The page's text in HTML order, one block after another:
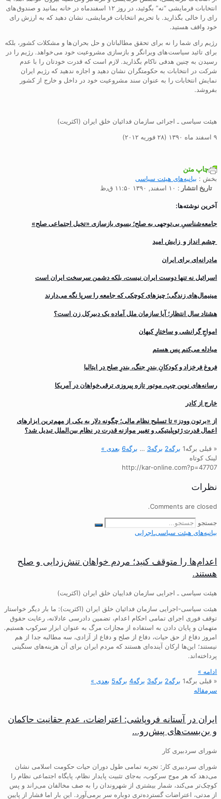
انتخابات فرمایشی “نه” بگوئید، در روز ۱۲ اسفندماه در خانه بمانید و صندوق های
رای را خالی بگذارید. با تحریم انتخابات فرمایشی، نشان دهید که به ارزش رای
خود واقف هستید.
رژیم رای شما را نه برای تحقق مطالباتان و حل بحران ها و مشکلات کشور، بلکه
برای تائید سیاست های ویرانگر و بازسازی مشروعیت خود می خواهد. رژیم را در
رسیدن به چنین هدفی ناکام بگذارید. لازم است که قدرت خودتان را با عدم
شرکت در انتخابات به حکومتگران نشان دهید و اجازه ندهید که رژیم ایران
نمایش انتخابات را به عنوان سند مشروعیت خود در داخل و خارج از کشور
بفروشد.
هیئت سیاسی ـ اجرائی سازمان فدائیان خلق ایران (اکثریت)
۹ اسفند ماه ۱۳۹۰ (۲۸ فوریه ۲۰۱۲)
چاپ متن
بخش : بیانیه‌های هیئت سیاسی
تاریخ انتشار : ۱۰ اسفند, ۱۳۹۰ ۱۱:۵۰ ق٫ظ
آخرین نوشته‌ها:
جامعه‌شناسیِ بی‌توجهی به صلح؛ بسوی بازسازی «تخیل اجتماعی صلح»
چشم انداز و زایش امید
مادرانه‌ای برای ایران
اسرائیل نه تنها دوست ایران نیست، بلکه دشمن سرسخت ایران است
مینیمال‌های زندگی؛ چیزهای کوچکی که جامعه را سرپا نگه می‌دارند
هشتاد سال انتظار؛ آیا سازمان ملل آماده یک دبیرکل زن است؟
‌امواجِ گرانشی و ساختارِ کیهان
مبادله می‌کنم پس هستم
فروغ فرخزاد و کودکانِ بندرِ جنگ، بندرِ صلح در ایتالیا
رسانه‌های نوین چپ، موتور تازه پیروزی ترقی‌خواهان در آمریکا
خارج از کادر
از «برتون وودز» تا تسلیح نظام مالی؛ چگونه دلار به یکی از مهم‌ترین ابزارهای
اعمال قدرت ژئوپلیتیکی و تغییر موازنه قدرت در نظام بین‌الملل تبدیل شد؟
« قبلی برگه1 برگه2 برگه3
… برگه6 بعدی »
لینک کوتاه
http://kar-online.com?p=47707
نظرات
Comments are closed.
جستجو
بیانیه‌های هیئت‌ سیاسی‌ـ‌اجرایی
اعدام‌ها را متوقف کنید؛ مردم خواهان تنش‌زدایی و صلح
هستند.
هیئت سیاسی ـ اجرایی سازمان فداییان خلق ایران (اکثریت)
هیئت سیاسی-اجرایی سازمان فدائیان خلق ایران (اکثریت): ما بار دیگر خواستار
توقف فوری اجرای تمامی احکام اعدام، تضمین دادرسی عادلانه، رعایت حقوق
متهمان و پایان دادن به استفاده از مجازات مرگ به عنوان ابزار سرکوب هستیم.
امروز دفاع از حق حیات، دفاع از صلح و دفاع از آزادی، سه مطالبه جدا از هم
نیستند؛ این‌ها ارکان آینده‌ای هستند که مردم ایران برای آن هزینه‌های سنگینی
پرداخته‌اند.
ادامه »
« قبلی
برگه1 برگه2 برگه3 برگه4 برگه5 بعدی »
سرمقاله
ایران در آستانه فروپاشی: اعتراضات، عدم حقانیت حاکمان
و بن‌بست‌های پیش‌رو…
شورای سردبیری کار
شورای سردبیری کار: تجربه تمامی طول دوران حیات حکومت اسلامی نشان
می‌دهد که هر موج سرکوب، به‌جای تثبیت پایدار نظام، پایگاه اجتماعی نظام را
کوچک‌تر می‌کند، شمار بیشتری از شهروندان را به صف مخالفان می‌راند و پس
از مدتی، اعتراضات گسترده‌تری دوباره سر برمی‌آورد. این بار اما فشار از پایین